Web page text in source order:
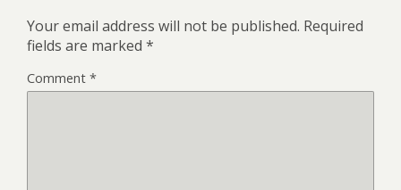
Your email address will not be published. Required
fields are marked *
Comment *